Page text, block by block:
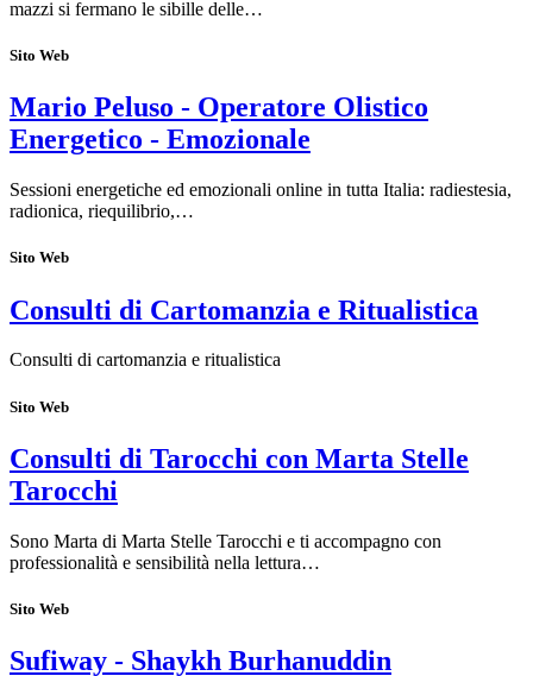
mazzi si fermano le sibille delle…
Sito Web
Mario Peluso - Operatore Olistico
Energetico - Emozionale
Sessioni energetiche ed emozionali online in tutta Italia: radiestesia,
radionica, riequilibrio,…
Sito Web
Consulti di Cartomanzia e Ritualistica
Consulti di cartomanzia e ritualistica
Sito Web
Consulti di Tarocchi con Marta Stelle
Tarocchi
Sono Marta di Marta Stelle Tarocchi e ti accompagno con
professionalità e sensibilità nella lettura…
Sito Web
Sufiway - Shaykh Burhanuddin